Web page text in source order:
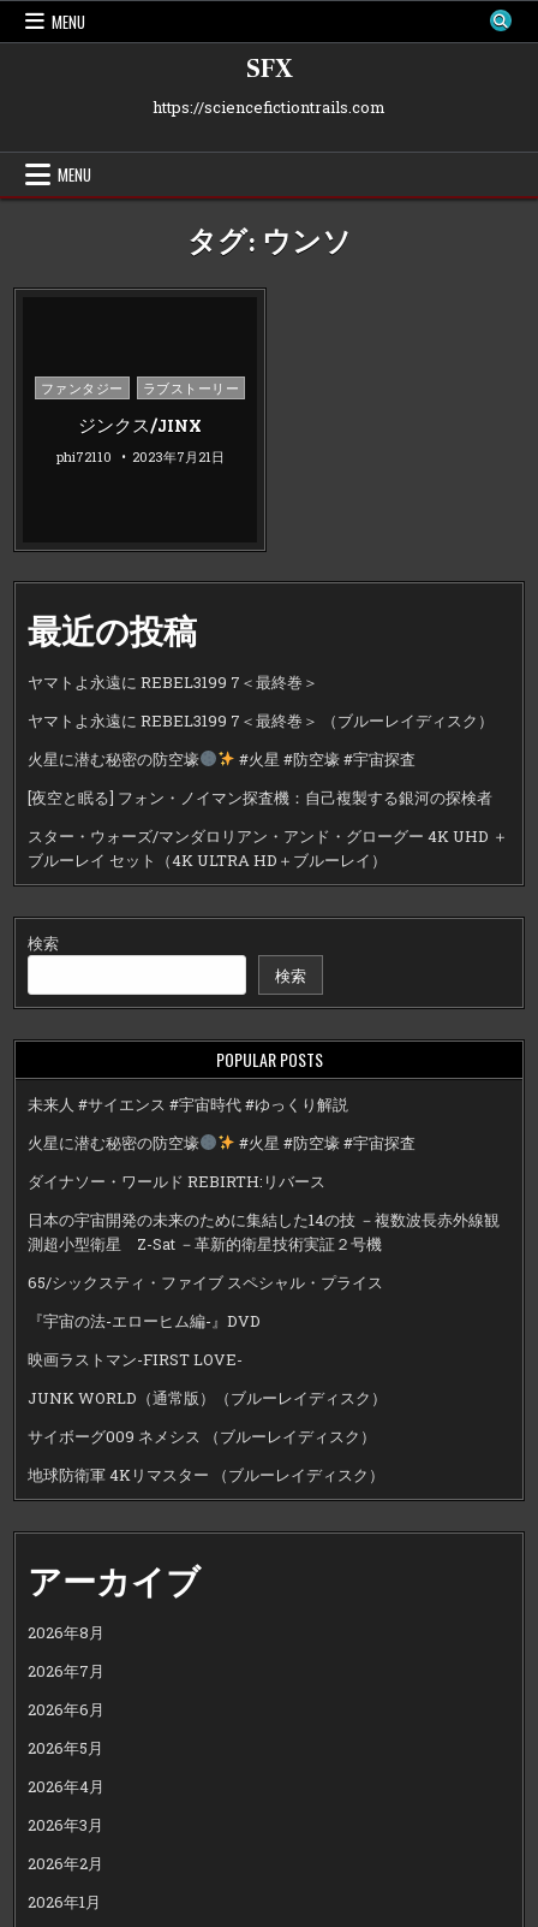
Skip
MENU
SFX
https://sciencefictiontrails.com
MENU
タグ: ウンソ
Posted
ファンタジー ラブストーリー
ジンクス/JINX
phi72110 2023年7月21日
最近の投稿
ヤマトよ永遠に REBEL3199 7＜最終巻＞
ヤマトよ永遠に REBEL3199 7＜最終巻＞ （ブルーレイディスク）
火星に潜む秘密の防空壕
#火星 #防空壕 #宇宙探査
[夜空と眠る] フォン・ノイマン探査機：自己複製する銀河の探検者
スター・ウォーズ/マンダロリアン・アンド・グローグー 4K UHD ＋
ブルーレイ セット（4K ULTRA HD＋ブルーレイ）
検索
検索
POPULAR POSTS
未来人 #サイエンス #宇宙時代 #ゆっくり解説
火星に潜む秘密の防空壕
#火星 #防空壕 #宇宙探査
ダイナソー・ワールド REBIRTH:リバース
日本の宇宙開発の未来のために集結した14の技 －複数波長赤外線観
測超小型衛星 Z-Sat －革新的衛星技術実証２号機
65/シックスティ・ファイブ スペシャル・プライス
『宇宙の法-エローヒム編-』DVD
映画ラストマン-FIRST LOVE-
JUNK WORLD（通常版）（ブルーレイディスク）
サイボーグ009 ネメシス （ブルーレイディスク）
地球防衛軍 4Kリマスター （ブルーレイディスク）
アーカイブ
2026年8月
2026年7月
2026年6月
2026年5月
2026年4月
2026年3月
2026年2月
2026年1月